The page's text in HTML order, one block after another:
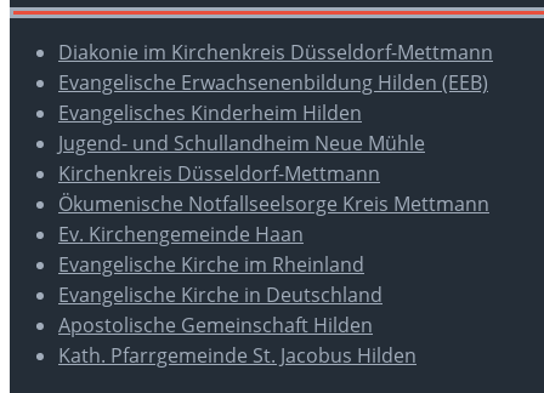
Diakonie im Kirchenkreis Düsseldorf-Mettmann
Evangelische Erwachsenenbildung Hilden (EEB)
Evangelisches Kinderheim Hilden
Jugend- und Schullandheim Neue Mühle
Kirchenkreis Düsseldorf-Mettmann
Ökumenische Notfallseelsorge Kreis Mettmann
Ev. Kirchengemeinde Haan
Evangelische Kirche im Rheinland
Evangelische Kirche in Deutschland
Apostolische Gemeinschaft Hilden
Kath. Pfarrgemeinde St. Jacobus Hilden